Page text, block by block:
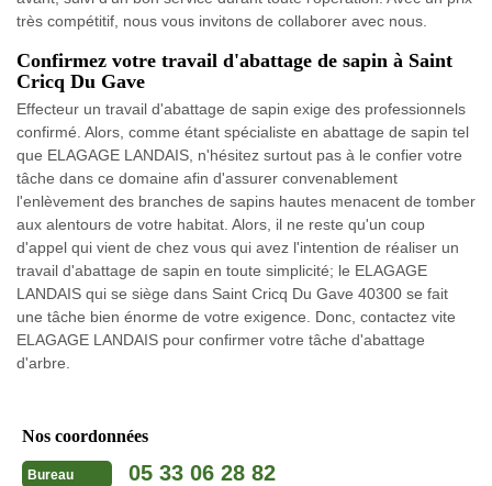
très compétitif, nous vous invitons de collaborer avec nous.
Confirmez votre travail d'abattage de sapin à Saint
Cricq Du Gave
Effecteur un travail d'abattage de sapin exige des professionnels
confirmé. Alors, comme étant spécialiste en abattage de sapin tel
que ELAGAGE LANDAIS, n'hésitez surtout pas à le confier votre
tâche dans ce domaine afin d'assurer convenablement
l'enlèvement des branches de sapins hautes menacent de tomber
aux alentours de votre habitat. Alors, il ne reste qu'un coup
d'appel qui vient de chez vous qui avez l'intention de réaliser un
travail d'abattage de sapin en toute simplicité; le ELAGAGE
LANDAIS qui se siège dans Saint Cricq Du Gave 40300 se fait
une tâche bien énorme de votre exigence. Donc, contactez vite
ELAGAGE LANDAIS pour confirmer votre tâche d'abattage
d'arbre.
Nos coordonnées
Bureau 05 33 06 28 82